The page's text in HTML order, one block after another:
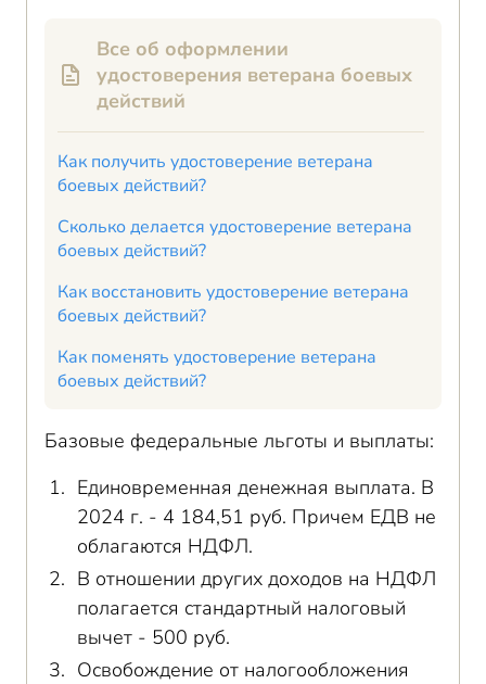
Все об оформлении
удостоверения ветерана боевых
действий
Как получить удостоверение ветерана
боевых действий?
Сколько делается удостоверение ветерана
боевых действий?
Как восстановить удостоверение ветерана
боевых действий?
Как поменять удостоверение ветерана
боевых действий?
Базовые федеральные льготы и выплаты:
Единовременная денежная выплата. В
2024 г. - 4 184,51 руб. Причем ЕДВ не
облагаются НДФЛ.
В отношении других доходов на НДФЛ
полагается стандартный налоговый
вычет - 500 руб.
Освобождение от налогообложения